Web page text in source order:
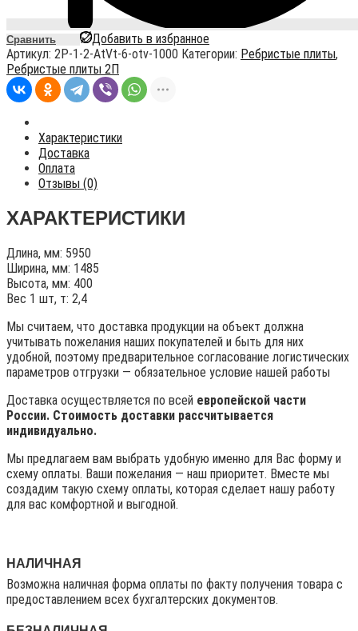
Сравнить
Добавить в избранное
Артикул: 2P-1-2-AtVt-6-otv-1000 Категории: Ребристые плиты,
Ребристые плиты 2П
Характеристики
Доставка
Оплата
Отзывы (0)
ХАРАКТЕРИСТИКИ
Длина, мм: 5950
Ширина, мм: 1485
Высота, мм: 400
Вес 1 шт, т: 2,4
Мы считаем, что доставка продукции на объект должна
учитывать пожелания наших покупателей и быть для них
удобной, поэтому предварительное согласование логистических
параметров отгрузки — обязательное условие нашей работы
Доставка осуществляется по всей европейской части
России. Стоимость доставки рассчитывается
индивидуально.
Мы предлагаем вам выбрать удобную именно для Вас форму и
схему оплаты. Ваши пожелания — наш приоритет. Вместе мы
создадим такую схему оплаты, которая сделает нашу работу
для вас комфортной и выгодной.
НАЛИЧНАЯ
Возможна наличная форма оплаты по факту получения товара с
предоставлением всех бухгалтерских документов.